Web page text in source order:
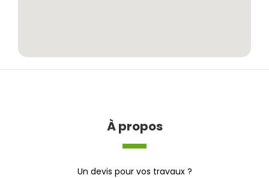
À propos
Un devis pour vos travaux ?